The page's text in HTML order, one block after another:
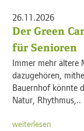
26.11.2026
Der Green
für Senioren
Immer mehr ältere
dazugehören,
Bauernhof könnte
Natur, Rhythmus,..
weiterlesen